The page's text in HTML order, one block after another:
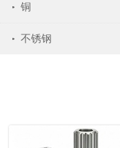
铜
不锈钢